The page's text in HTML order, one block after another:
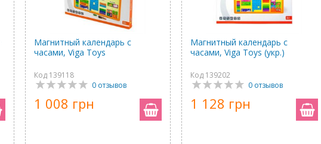
Магнитный календарь с
часами, Viga Toys
Код 139118
0 отзывов
1 008 грн
Магнитный календарь с
часами, Viga Toys (укр.)
Код 139202
0 отзывов
1 128 грн